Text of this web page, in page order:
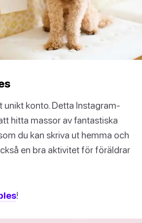
unikt konto. Detta Instagram-
hitta massor av fantastiska
du kan skriva ut hemma och
en bra aktivitet för föräldrar
!